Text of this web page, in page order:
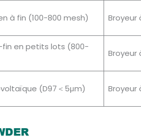
à fin (100-800 mesh) Broyeur
fin en petits lots (800-
Broyeur
(D97＜5μm) Broyeur